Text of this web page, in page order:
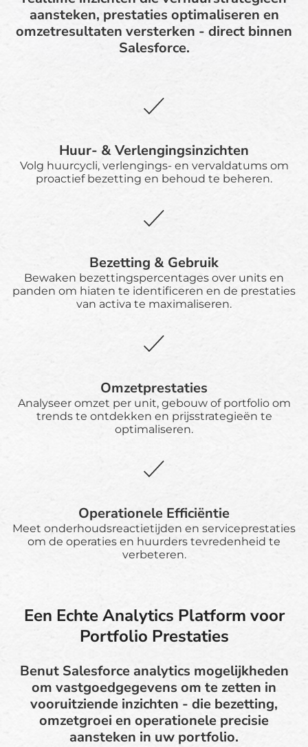
aansteken, prestaties optimaliseren en
omzetresultaten versterken - direct binnen
Salesforce.
Huur- & Verlengingsinzichten
Volg huurcycli, verlengings- en vervaldatums om
proactief bezetting en behoud te beheren.
Bezetting & Gebruik
Bewaken bezettingspercentages over units en
panden om hiaten te identificeren en de prestaties
van activa te maximaliseren.
Omzetprestaties
Analyseer omzet per unit, gebouw of portfolio om
trends te ontdekken en prijsstrategieën te
optimaliseren.
Operationele Efficiëntie
Meet onderhoudsreactietijden en serviceprestaties
om de operaties en huurders tevredenheid te
verbeteren.
Een Echte Analytics Platform voor
Portfolio Prestaties
Benut Salesforce analytics mogelijkheden
om vastgoedgegevens om te zetten in
vooruitziende inzichten - die bezetting,
omzetgroei en operationele precisie
aansteken in uw portfolio.